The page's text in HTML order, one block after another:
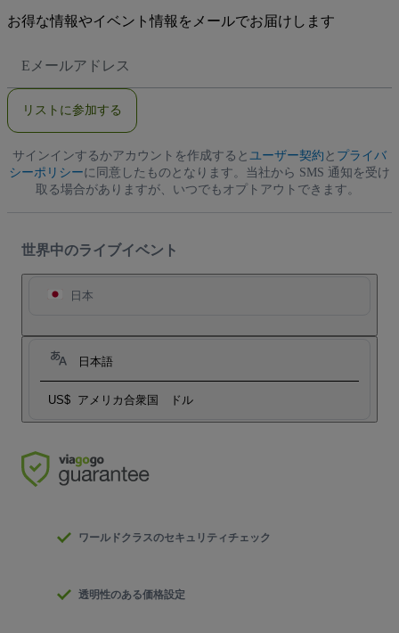
お得な情報やイベント情報をメールでお届けします
メ
ア
ス
リストに参加する
サインインするかアカウントを作成すると ユーザー契約 と プライバ
シーポリシーに同意したものとなります。当社から SMS 通知を受け
取る場合がありますが、いつでもオプトアウトできます。
世界中のライブイベント
日本
日本語
US$ アメリカ合衆国 ドル
ワールドクラスのセキュリティチェック
透明性のある価格設定